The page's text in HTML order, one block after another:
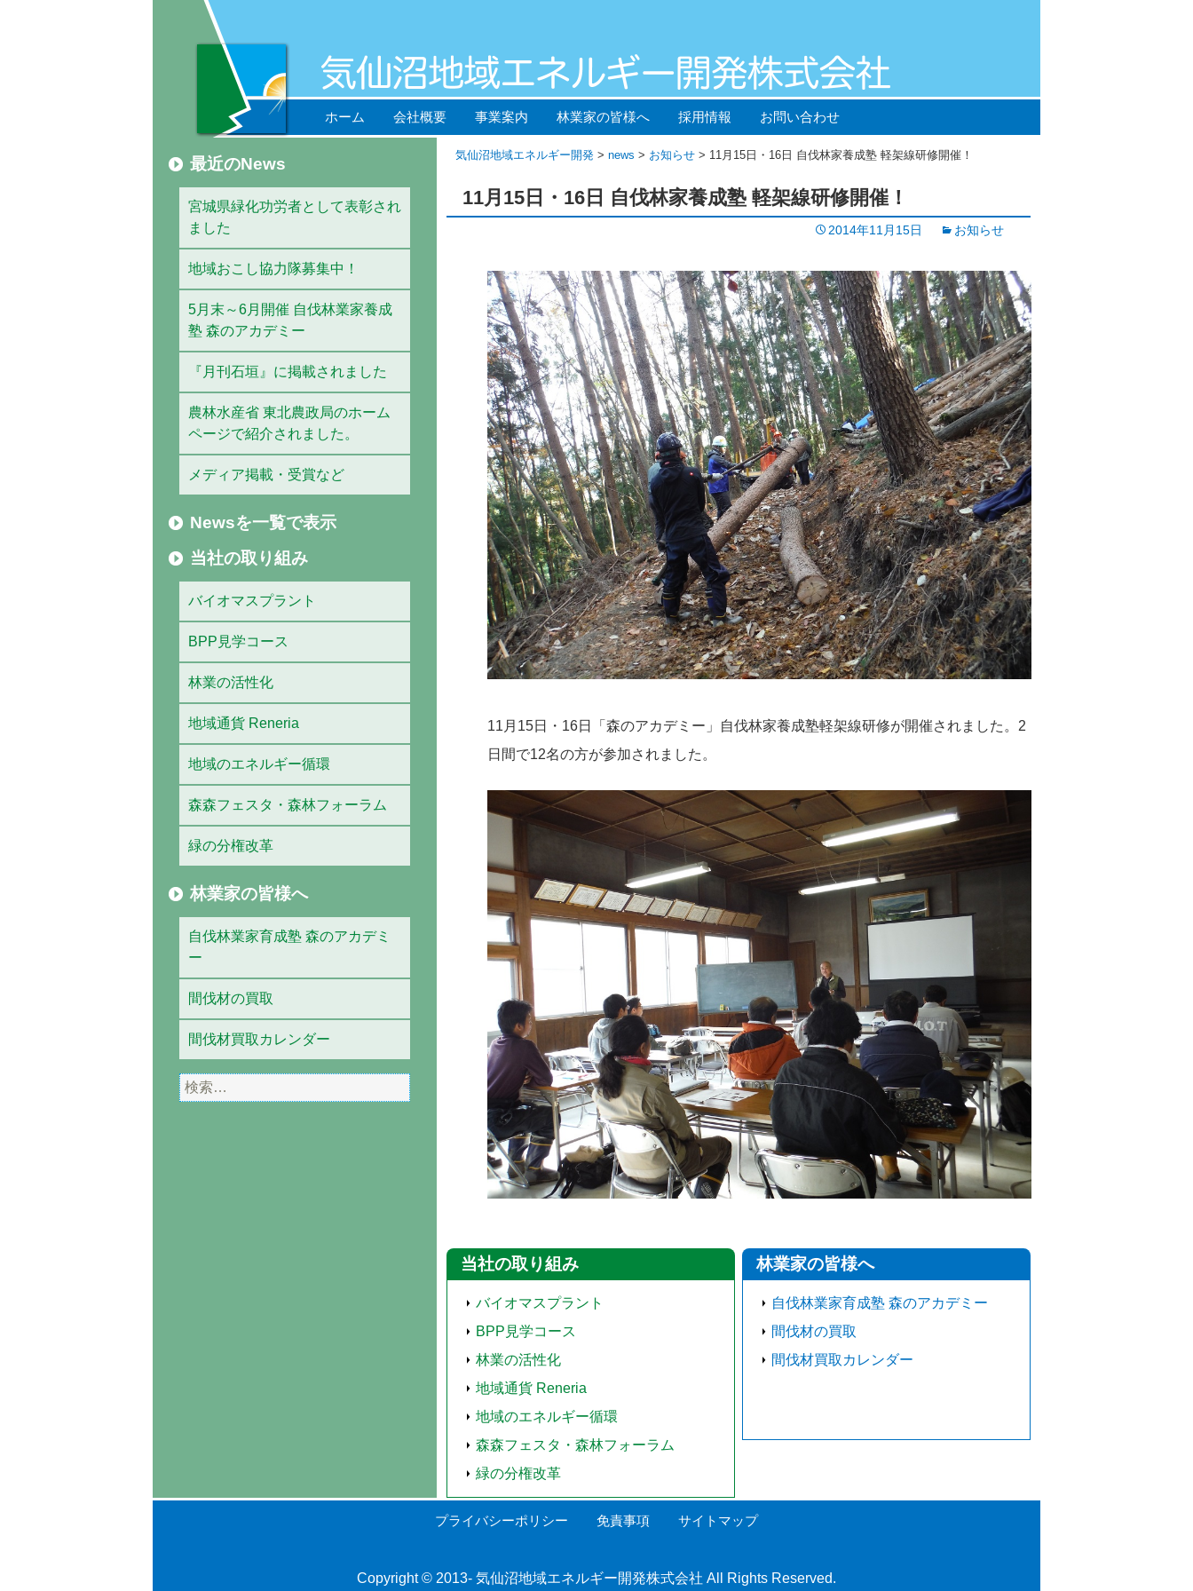
ホーム 会社概要 事業案内 林業家の皆様へ 採用情報 お問い合わせ
気仙沼地域エネルギー開発 > news > お知らせ > 11月15日・16日 自伐林家養成塾 軽架線研修開催！
11月15日・16日 自伐林家養成塾 軽架線研修開催！
2014年11月15日 お知らせ
11月15日・16日「森のアカデミー」自伐林家養成塾軽架線研修が開催されました。2
日間で12名の方が参加されました。
当社の取り組み
バイオマスプラント
BPP見学コース
林業の活性化
地域通貨 Reneria
地域のエネルギー循環
森森フェスタ・森林フォーラム
緑の分権改革
林業家の皆様へ
自伐林業家育成塾 森のアカデミー
間伐材の買取
間伐材買取カレンダー
最近のNews
宮城県緑化功労者として表彰され
ました
地域おこし協力隊募集中！
5月末～6月開催 自伐林業家養成
塾 森のアカデミー
『月刊石垣』に掲載されました
農林水産省 東北農政局のホーム
ページで紹介されました。
メディア掲載・受賞など
Newsを一覧で表示
当社の取り組み
バイオマスプラント
BPP見学コース
林業の活性化
地域通貨 Reneria
地域のエネルギー循環
森森フェスタ・森林フォーラム
緑の分権改革
林業家の皆様へ
自伐林業家育成塾 森のアカデミ
ー
間伐材の買取
間伐材買取カレンダー
プライバシーポリシー 免責事項 サイトマップ
Copyright © 2013- 気仙沼地域エネルギー開発株式会社 All Rights Reserved.